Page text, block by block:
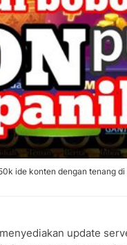
ide konten dengan tenang di
menyediakan update